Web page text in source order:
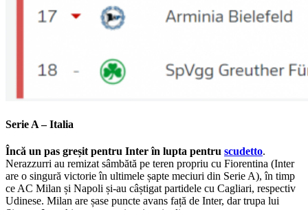
Serie A – Italia
Încă un pas greșit pentru Inter în lupta pentru scudetto.
Nerazzurri au remizat sâmbătă pe teren propriu cu Fiorentina (Inter
are o singură victorie în ultimele șapte meciuri din Serie A), în timp
ce AC Milan și Napoli și-au câștigat partidele cu Cagliari, respectiv
Udinese. Milan are șase puncte avans față de Inter, dar trupa lui